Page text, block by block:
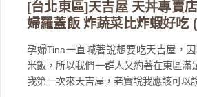
[台北東區]天吉屋 天丼專賣
婦羅蓋飯 炸蔬菜比炸蝦好吃
孕婦Tina一直喊著說想要吃天吉屋，
米飯，所以我們一群人又約著在東區滿
我第一次來天吉屋，老實說我應該可以